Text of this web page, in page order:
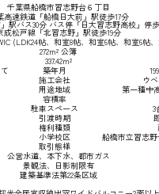
千葉県船橋市習志野台６丁目
高速鉄道「船橋日大前」駅徒歩17分
駅バス30分 バス停「日大習志野高校」停
成松戸線「北習志野」駅徒歩19分
(LDK24帖、和室8帖、和室6帖、和室6帖
272m² 公簿
337.42m²
築年月
施工会社
ウ
用途地域
第一種中
容積率
駐車スペース
3
引渡時期
権利種類
小学校区
船橋市立習志野
取引態様
公営水道、本下水、都市ガス
景観法、日影制限有
建築基準法第22条区域